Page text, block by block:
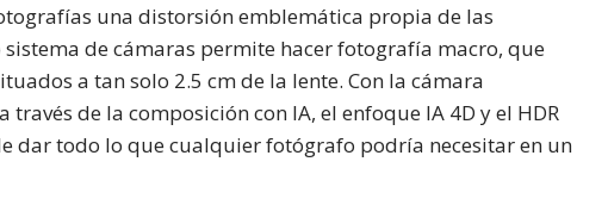
una distorsión emblemática propia de las
de cámaras permite hacer fotografía macro, que
a tan solo 2.5 cm de la lente. Con la cámara
de la composición con IA, el enfoque IA 4D y el HDR
dar todo lo que cualquier fotógrafo podría necesitar en un